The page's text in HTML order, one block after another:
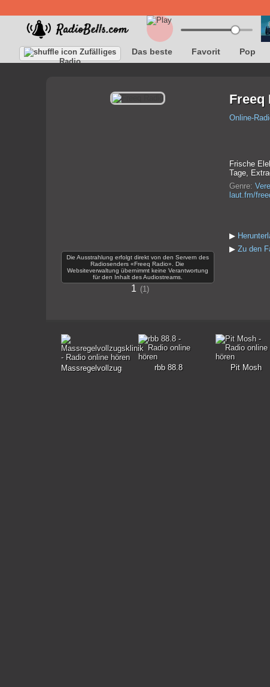
Zufälliges
Radio
Das beste Favorit Pop
Die Ausstrahlung erfolgt direkt von den Servern des
Radiosenders «Freeq Radio». Die
Websiteverwaltung übernimmt keine Verantwortung
für den Inhalt des Audiostreams.
1 1
Freeq
Online-
Frische
Tage,
Genre:
laut.fm/
▶
▶ Zu den
Massregelvollzugsklinik rbb 88.8 Pit Mosh